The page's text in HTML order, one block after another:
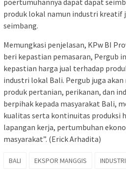
poertumuhannya dapat dapat
produk lokal namun industri kreatif
seimbang.
Memungkasi penjelasan, KPw BI
beri kepastian pemasaran, Pergub
kepastian harga jual terhadap
industri lokal Bali. Pergub juga
produk pertanian, perikanan, dan
berpihak kepada masyarakat Bali,
kualitas serta kontinuitas produksi
lapangan kerja, pertumbuhan
masyarakat”. (Erick Arhadita)
BALI EKSPOR MANGGIS